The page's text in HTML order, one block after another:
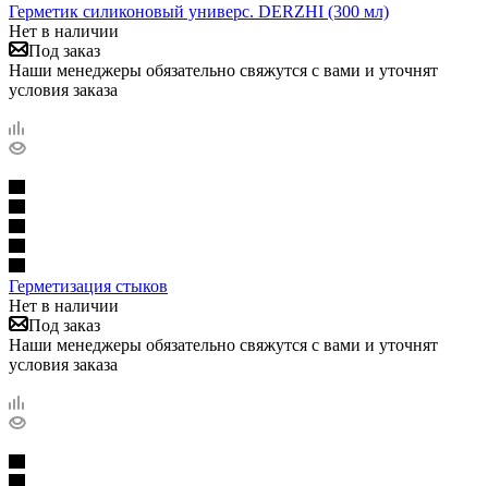
Герметик силиконовый универс. DERZHI (300 мл)
Нет в наличии
Под заказ
Наши менеджеры обязательно свяжутся с вами и уточнят
условия заказа
Герметизация стыков
Нет в наличии
Под заказ
Наши менеджеры обязательно свяжутся с вами и уточнят
условия заказа